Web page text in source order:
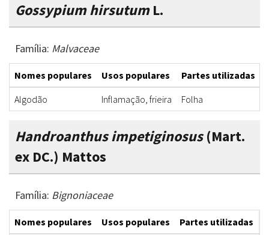
Gossypium hirsutumL.
Família: Malvaceae
Nomes populares Usos populares Partes utilizadas
Algodão
Inflamação, frieira Folha
Handroanthus impetiginosus(Mart.
ex DC.) Mattos
Família: Bignoniaceae
Nomes populares Usos populares Partes utilizadas